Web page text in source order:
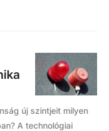
új szintjeit milyen
A technológiai